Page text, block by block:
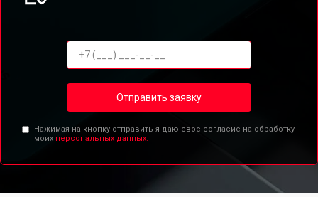
Отправить заявку
Нажимая на кнопку отправить я даю свое согласие на обработку
моих персональных данных.